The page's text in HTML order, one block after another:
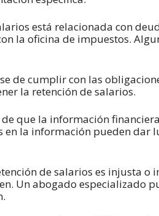
está relacionada con
la oficina de impuestos.
de cumplir con las
la retención de salarios.
de que la información
en la información pueden dar
de salarios es injusta o
Un abogado especializado